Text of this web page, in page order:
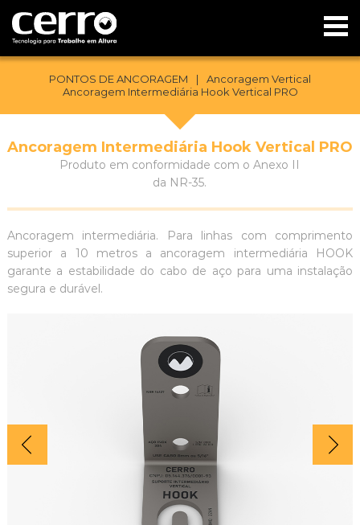
PONTOS DE ANCORAGEM |
Ancoragem Vertical
Ancoragem Intermediária Hook Vertical PRO
Ancoragem Intermediária Hook Vertical PRO
Produto em conformidade com o Anexo II
da NR-35.
Ancoragem intermediária. Para linhas com comprimento
superior a 10 metros a ancoragem intermediária HOOK
garante a estabilidade do cabo de aço para uma instalação
segura e durável.